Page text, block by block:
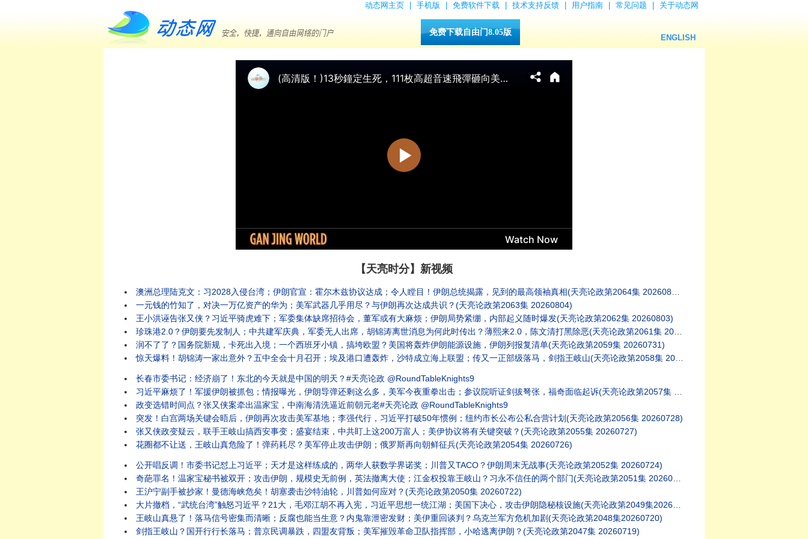
动态网主页 手机版 免费软件下载 技术支持反馈 用户指南 常见问题 关于动态网
免费下载自由门8.05版
ENGLISH
【天亮时分】新视频
澳洲总理陆克文：习2028入侵台湾；伊朗官宣：霍尔木兹协议达成；令人瞠目！伊朗总统揭露，见到的最高领袖真相(天亮论政第2064集 20260805)
一元钱的竹知了，对决一万亿资产的华为；美军武器几乎用尽？与伊朗再次达成共识？(天亮论政第2063集 20260804)
王小洪诬告张又侠？习近平骑虎难下；军委集体缺席招待会，董军或有大麻烦；伊朗局势紧绷，内部起义随时爆发(天亮论政第2062集 20260803)
珍珠港2.0？伊朗要先发制人；中共建军庆典，军委无人出席，胡锦涛离世消息为何此时传出？薄熙来2.0，陈文清打黑除恶(天亮论政第2061集 20260802)
润不了了？国务院新规，卡死出入境；一个西班牙小镇，搞垮欧盟？美国将轰炸伊朗能源设施，伊朗列报复清单(天亮论政第2059集 20260731)
惊天爆料！胡锦涛一家出意外？五中全会十月召开；埃及港口遭轰炸，沙特成立海上联盟；传又一正部级落马，剑指王岐山(天亮论政第2058集 20260730)
长春市委书记：经济崩了！东北的今天就是中国的明天？#天亮论政 @RoundTableKnights9
习近平麻烦了！军援伊朗被抓包；情报曝光，伊朗导弹还剩这么多，美军今夜重拳出击；参议院听证剑拔弩张，福奇面临起诉(天亮论政第2057集 20260729)
政变选错时间点？张又侠案牵出温家宝，中南海清洗逼近前朝元老#天亮论政 @RoundTableKnights9
突发！白宫两场关键会晤后，伊朗再次攻击美军基地；李强代行，习近平打破50年惯例；纽约市长公布公私合营计划(天亮论政第2056集 20260728)
张又侠政变疑云，联手王岐山搞西安事变；盛宴结束，中共盯上这200万富人；美伊协议将有关键突破？(天亮论政第2055集 20260727)
花圈都不让送，王岐山真危险了！弹药耗尽？美军停止攻击伊朗；俄罗斯再向朝鲜征兵(天亮论政第2054集 20260726)
公开唱反调！市委书记怼上习近平；天才是这样练成的，两华人获数学界诺奖；川普又TACO？伊朗周末无战事(天亮论政第2052集 20260724)
奇葩罪名！温家宝秘书被双开；攻击伊朗，规模史无前例，英法撤离大使；江金权投靠王岐山？习永不信任的两个部门(天亮论政第2051集 20260723)
王沪宁副手被抄家！曼德海峡危矣！胡塞袭击沙特油轮，川普如何应对？(天亮论政第2050集 20260722)
大片撤档，“武统台湾”触怒习近平？21大，毛邓江胡不再入宪，习近平思想一统江湖；美国下决心，攻击伊朗隐秘核设施(天亮论政第2049集20260721)
王岐山真悬了！落马信号密集而清晰；反腐也能当生意？内鬼靠泄密发财；美伊重回谈判？乌克兰军方危机加剧(天亮论政第2048集20260720)
剑指王岐山？国开行行长落马；普京民调暴跌，四盟友背叛；美军摧毁革命卫队指挥部，小哈逃离伊朗？(天亮论政第2047集 20260719)